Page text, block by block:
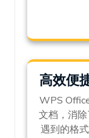
高效便
WPS
文档，消
遇到的格